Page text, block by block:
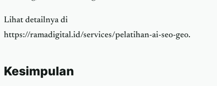
Lihat detailnya di
https://ramadigital.id/services/pelatihan-ai-seo-geo.
Kesimpulan